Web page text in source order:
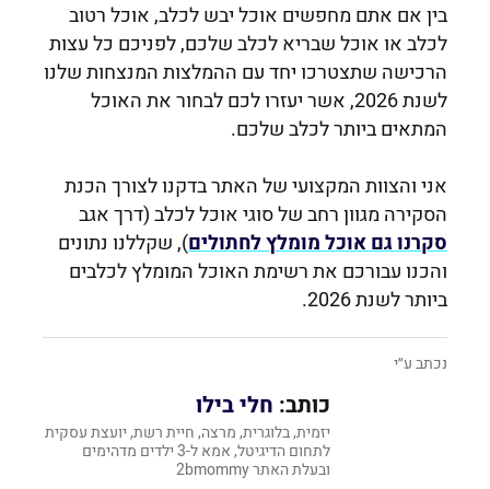
בין אם אתם מחפשים אוכל יבש לכלב, אוכל רטוב
לכלב או אוכל שבריא לכלב שלכם, לפניכם כל עצות
הרכישה שתצטרכו יחד עם ההמלצות המנצחות שלנו
לשנת 2026, אשר יעזרו לכם לבחור את האוכל
המתאים ביותר לכלב שלכם.
אני והצוות המקצועי של האתר בדקנו לצורך הכנת
הסקירה מגוון רחב של סוגי אוכל לכלב (דרך אגב
סקרנו גם אוכל מומלץ לחתולים), שקללנו נתונים
והכנו עבורכם את רשימת האוכל המומלץ לכלבים
ביותר לשנת 2026.
נכתב ע״י
כותב: חלי בילו
יזמית, בלוגרית, מרצה, חיית רשת, יועצת עסקית
לתחום הדיגיטל, אמא ל-3 ילדים מדהימים
ובעלת האתר 2bmommy